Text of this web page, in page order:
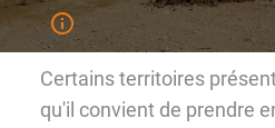
Certains territoires
qu'il convient de prendre